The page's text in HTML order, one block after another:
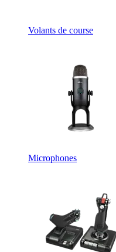
Volants de course
Microphones